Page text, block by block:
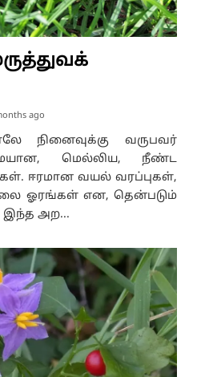
ago
நினைவுக்கு வருபவர்
மெல்லிய, நீண்ட
ஈரமான வயல் வரப்புகள்,
ஓரங்கள் என, தென்படும்
இந்த அற...